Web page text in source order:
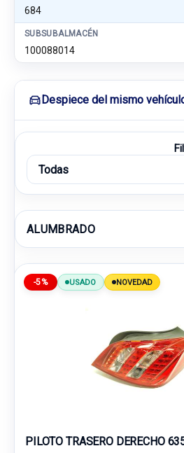
684
SUBSUBALMACÉN
100088014
Despiece del mismo
ALUMBRADO
-5% USADO NOVEDAD
PILOTO TRASERO DERECHO